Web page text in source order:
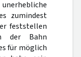
zumindest
feststellen
der Bahn
für möglich